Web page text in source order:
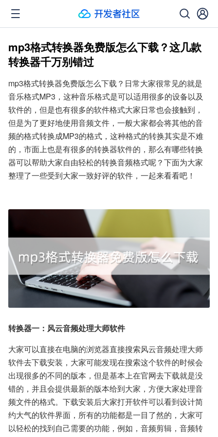
mp3格式转换器免费版怎么下载？这几款
转换器千万别错过
mp3格式转换器免费版怎么下载？日常大家很常见的就是
音乐格式MP3，这种音乐格式是可以适用很多的设备以及
软件的，但是也有很多的软件格式大家日常也会接触到，
但是为了更好地使用音频文件，一般大家都会将其他的音
频的格式转换成MP3的格式，这种格式的转换其实是不难
的，市面上也是有很多的转换器软件的，那么有哪些转换
器可以帮助大家自由轻松的转换音频格式呢？下面为大家
整理了一些受到大家一致好评的软件，一起来看看吧！
转换器一：风云音频处理大师软件
大家可以直接在电脑的浏览器直接搜索风云音频处理大师
软件去下载安装，大家可能发现在搜索这个软件的时候会
出现很多的不同的版本，但是基本上在官网去下载就是没
错的，并且会提供最新的版本给到大家，方便大家处理音
频文件的格式。下载安装后大家打开软件可以看到设计简
约大气的软件界面，所有的功能都是一目了然的，大家可
以轻松的找到自己需要的功能，例如，音频剪辑，音频转